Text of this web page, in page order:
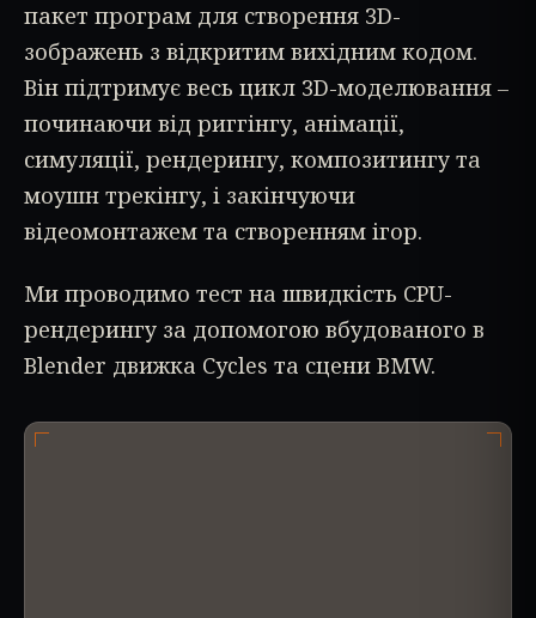
пакет програм для створення 3D-
зображень з відкритим вихідним кодом.
Він підтримує весь цикл 3D-моделювання –
починаючи від риггінгу, анімації,
симуляції, рендерингу, композитингу та
моушн трекінгу, і закінчуючи
відеомонтажем та створенням ігор.
Ми проводимо тест на швидкість CPU-
рендерингу за допомогою вбудованого в
Blender движка Cycles та сцени BMW.